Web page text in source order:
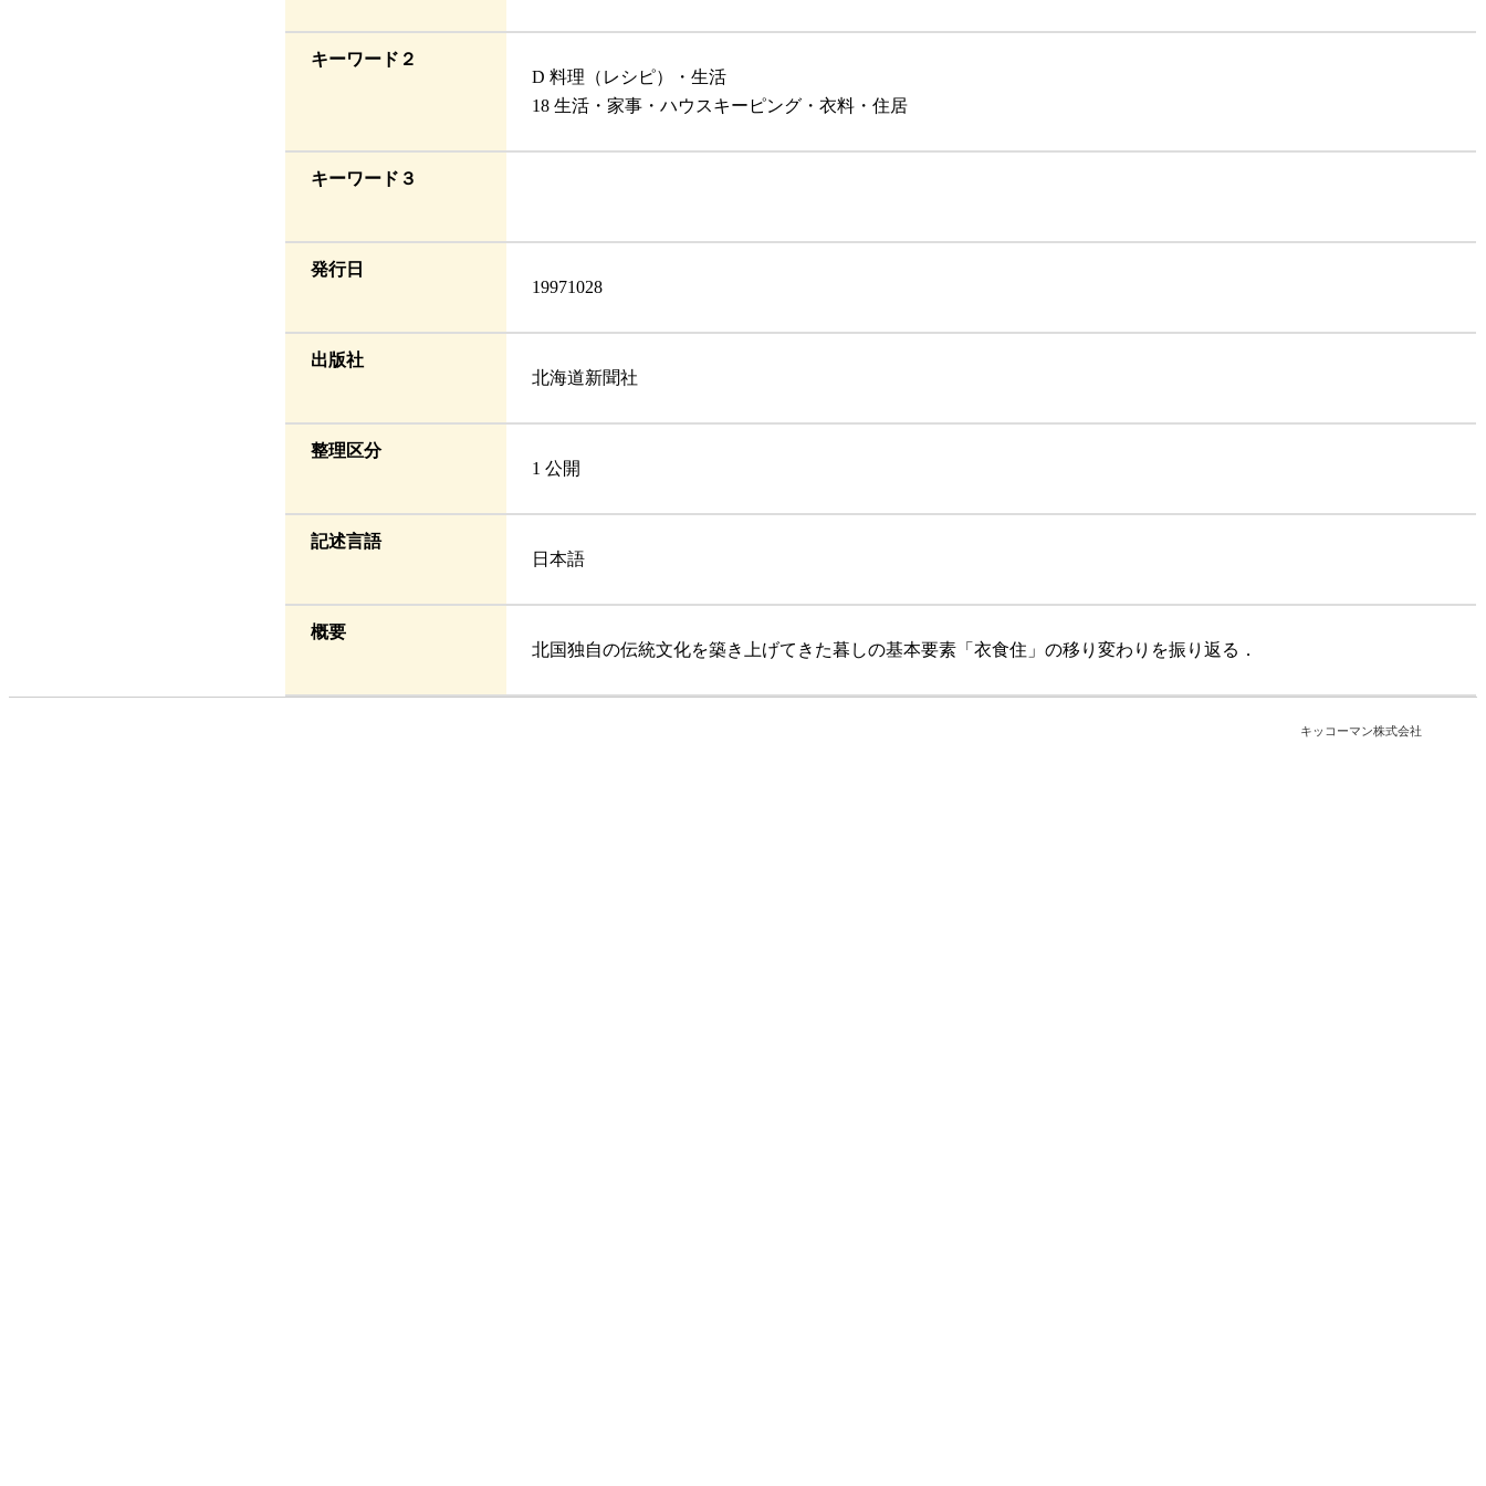
キーワード２
D 料理（レシピ）・生活
18 生活・家事・ハウスキーピング・衣料・住居
キーワード３
発行日
19971028
出版社
北海道新聞社
整理区分
1 公開
記述言語
日本語
概要
北国独自の伝統文化を築き上げてきた暮しの基本要素「衣食住」の移り変わりを振り返る．
キッコーマン株式会社